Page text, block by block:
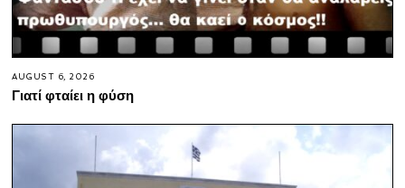
AUGUST 6, 2026
Γιατί φταίει η φύση